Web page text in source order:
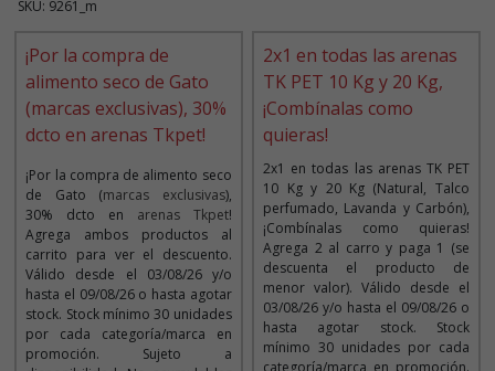
SKU: 9261_m
¡Por la compra de
alimento seco de Gato
(marcas exclusivas), 30%
dcto en arenas Tkpet!
¡Por la compra de alimento seco
de Gato (marcas exclusivas),
30% dcto en arenas Tkpet!
Agrega ambos productos al
carrito para ver el descuento.
Válido desde el 03/08/26 y/o
hasta el 09/08/26 o hasta agotar
stock. Stock mínimo 30 unidades
por cada categoría/marca en
promoción. Sujeto a
2x1 en todas las arenas
TK PET 10 Kg y 20 Kg,
¡Combínalas como
quieras!
2x1 en todas las arenas TK PET
10 Kg y 20 Kg (Natural, Talco
perfumado, Lavanda y Carbón),
¡Combínalas como quieras!
Agrega 2 al carro y paga 1 (se
descuenta el producto de
menor valor). Válido desde el
03/08/26 y/o hasta el 09/08/26 o
hasta agotar stock. Stock
mínimo 30 unidades por cada